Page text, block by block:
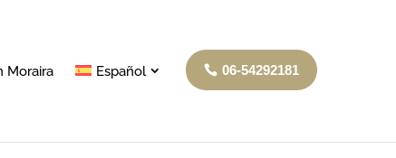
Moraira Español 06-54292181